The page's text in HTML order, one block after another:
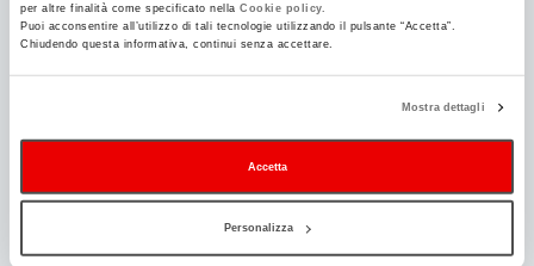
per altre finalità come specificato nellaCookie policy.
Puoi acconsentire all’utilizzo di tali tecnologie utilizzando il pulsante “Accetta”.
Chiudendo questa informativa, continui senza accettare.
Mostra dettagli
Accetta
Personalizza
2019